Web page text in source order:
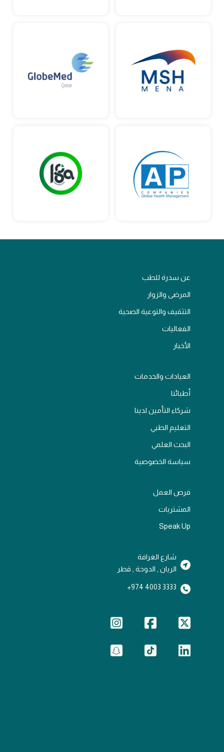
عن سدرة للطب
المرضى والزوار
التثقيف والتوعية الصحية
الفعاليات
الأخبار
العيادات والخدمات
أطبائنا
شركاء التأمين لدينا
التعليم الطبي
البحث العلمي
سياسة الخصوصية
فرص العمل
المشتريات
Speak Up
شارع الغرافة
الريان , الدوحة , قطر
3333 4003 974+